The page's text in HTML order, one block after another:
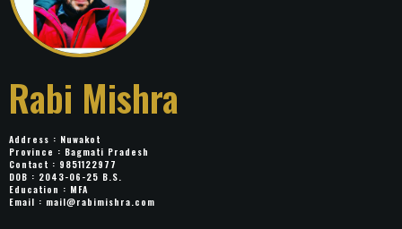
Rabi Mishra
Address : Nuwakot
Province : Bagmati Pradesh
Contact : 9851122977
DOB : 2043-06-25 B.S.
Education : MFA
Email : mail@rabimishra.com